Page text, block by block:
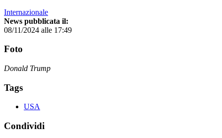
Internazionale
News pubblicata il:
08/11/2024 alle 17:49
Foto
Donald Trump
Tags
USA
Condividi